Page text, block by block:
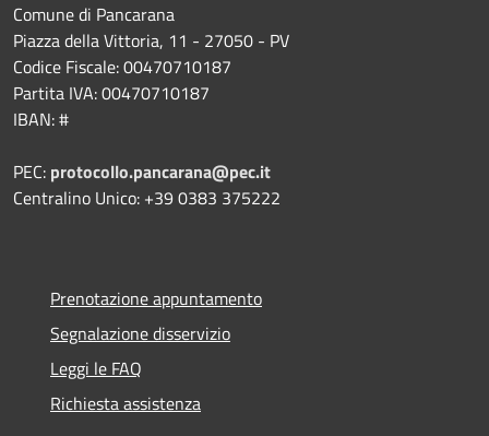
Comune di Pancarana
Piazza della Vittoria, 11 - 27050 - PV
Codice Fiscale: 00470710187
Partita IVA: 00470710187
IBAN: #
PEC: protocollo.pancarana@pec.it
Centralino Unico: +39 0383 375222
Prenotazione appuntamento
Segnalazione disservizio
Leggi le FAQ
Richiesta assistenza